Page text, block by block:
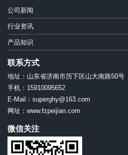
公司新闻
行业资讯
产品知识
联系方式
地址：山东省济南市历下区山大南路50号
手机：15910095652
E-Mail：superghy@163.com
网址：www.fzpeijian.com
微信关注